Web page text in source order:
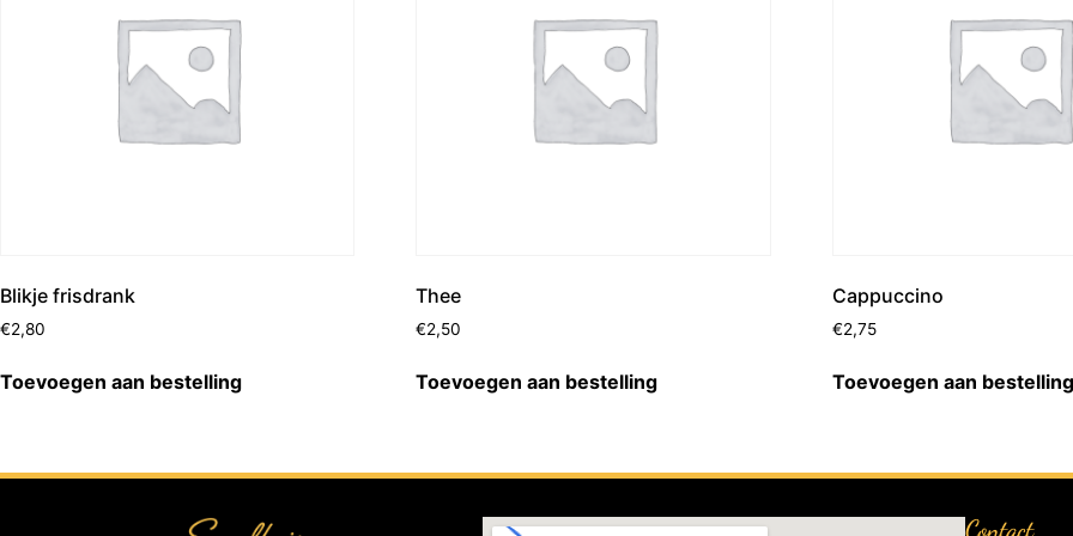
Blikje frisdrank
€2,80
Toevoegen aan bestelling
Thee
€2,50
Toevoegen aan bestelling
Cappuccino
€2,75
Toevoegen aan bestelling
Contact